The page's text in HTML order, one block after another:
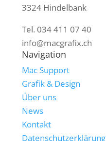
3324 Hindelbank
Tel. 034 411 07 40
info@macgrafix.ch
Navigation
Mac Support
Grafik & Design
Über uns
News
Kontakt
Datenschutzerklärung